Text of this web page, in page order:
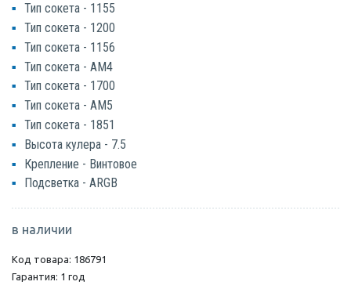
Тип сокета - 1155
Тип сокета - 1200
Тип сокета - 1156
Тип сокета - AM4
Тип сокета - 1700
Тип сокета - AM5
Тип сокета - 1851
Высота кулера - 7.5
Крепление - Винтовое
Подсветка - ARGB
в наличии
Код товара: 186791
Гарантия: 1 год